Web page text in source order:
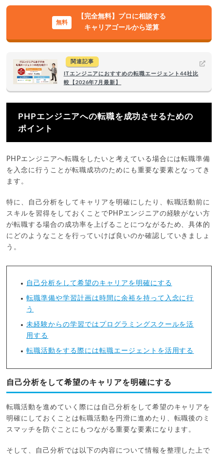
【完全無料】プロに相談する
キャリアゴールから逆算
関連記事
ITエンジニアにおすすめの転職エージェント44社比
較【2026年7月最新】
PHPエンジニアへの転職を成功させるための
ポイント
PHPエンジニアへ転職をしたいと考えている場合には転職準備
を入念に行うことが転職成功のためにも重要な要素となってき
ます。
特に、自己分析をしてキャリアを明確にしたり、転職活動前に
スキルを習得をしておくことでPHPエンジニアの経験がない方
が転職する場合の成功率を上げることにつながるため、具体的
にどのようなことを行っていけば良いのか確認していきましょ
う。
自己分析をして希望のキャリアを明確にする
転職準備や学習計画は時間に余裕を持って入念に行
う
未経験からの学習ではプログラミングスクールを活
用する
転職活動をする際には転職エージェントを活用する
自己分析をして希望のキャリアを明確にする
転職活動を進めていく際には自己分析をして希望のキャリアを
明確にしておくことは転職活動を円滑に進めたり、転職後のミ
スマッチを防ぐことにもつながる重要な要素になります。
そして、自己分析では以下の内容について情報を整理した上で